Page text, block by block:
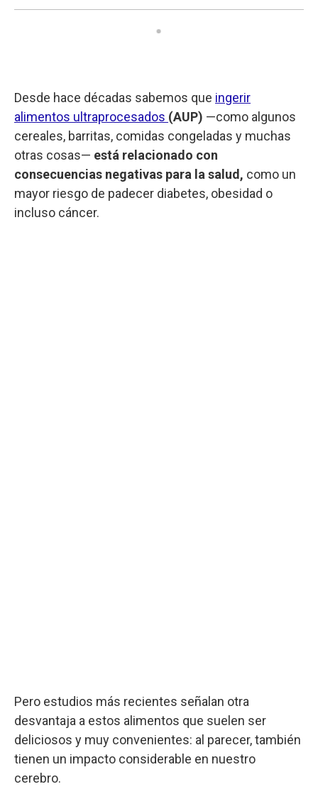
Desde hace décadas sabemos que ingerir
alimentos ultraprocesados (AUP) —como algunos
cereales, barritas, comidas congeladas y muchas
otras cosas— está relacionado con
consecuencias negativas para la salud, como un
mayor riesgo de padecer diabetes, obesidad o
incluso cáncer.
Pero estudios más recientes señalan otra
desvantaja a estos alimentos que suelen ser
deliciosos y muy convenientes: al parecer, también
tienen un impacto considerable en nuestro
cerebro.